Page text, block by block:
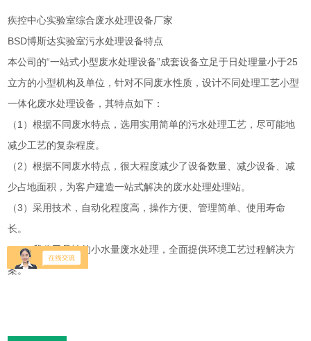
疾控中心实验室综合废水处理设备厂家
BSD博斯达实验室污水处理设备特点
本公司的“一站式小型废水处理设备”成套设备立足于日处理量小于25
立方的小型机构及单位，针对不同废水性质，设计不同处理工艺小型
一体化废水处理设备，其特点如下：
（1）根据不同废水特点，选用实用简单的污水处理工艺，尽可能地
减少工艺的复杂程度。
（2）根据不同废水特点，很大程度减少了设备数量、减少设备、减
少占地面积，为客户建造一站式解决的废水处理处理站。
（3）采用技术，自动化程度高，操作方便、管理简单、使用寿命
长。
（4）我公司是性的小水量废水处理，全面提供环境工艺过程解决方
案。